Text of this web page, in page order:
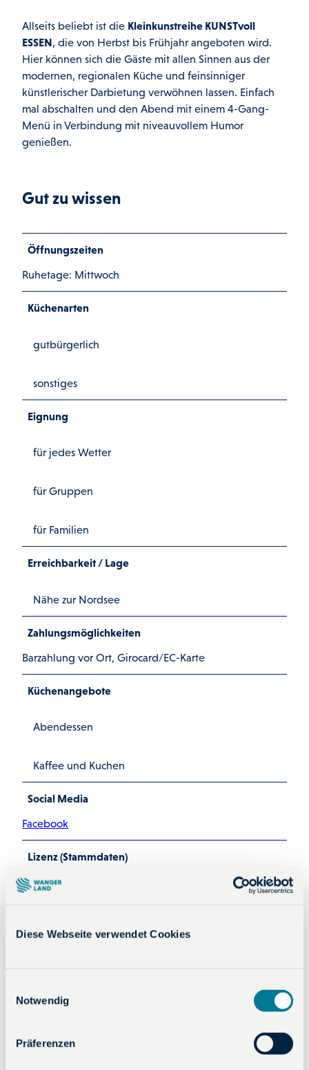
Diese Webseite verwendet Cookies
Notwendig
Präferenzen
Allseits beliebt ist die Kleinkunstreihe KUNSTvoll
ESSEN, die von Herbst bis Frühjahr angeboten wird.
Hier können sich die Gäste mit allen Sinnen aus der
modernen, regionalen Küche und feinsinniger
künstlerischer Darbietung verwöhnen lassen. Einfach
mal abschalten und den Abend mit einem 4-Gang-
Menü in Verbindung mit niveauvollem Humor
genießen.
Gut zu wissen
Öffnungszeiten
Ruhetage: Mittwoch
Küchenarten
gutbürgerlich
sonstiges
Eignung
für jedes Wetter
für Gruppen
für Familien
Erreichbarkeit / Lage
Nähe zur Nordsee
Zahlungsmöglichkeiten
Barzahlung vor Ort, Girocard/EC-Karte
Küchenangebote
Abendessen
Kaffee und Kuchen
Social Media
Facebook
Lizenz (Stammdaten)
Veranstaltung